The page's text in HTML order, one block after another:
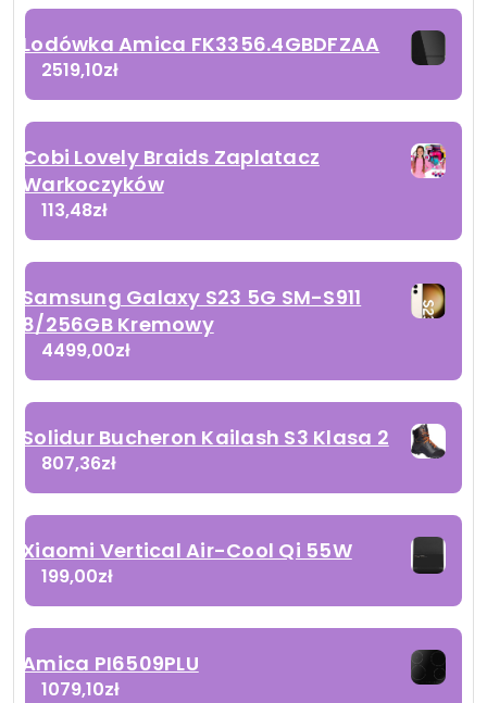
Lodówka Amica FK3356.4GBDFZAA
2519,10zł
Cobi Lovely Braids Zaplatacz
Warkoczyków
113,48zł
Samsung Galaxy S23 5G SM-S911
8/256GB Kremowy
4499,00zł
Solidur Bucheron Kailash S3 Klasa 2
807,36zł
Xiaomi Vertical Air-Cool Qi 55W
199,00zł
Amica PI6509PLU
1079,10zł